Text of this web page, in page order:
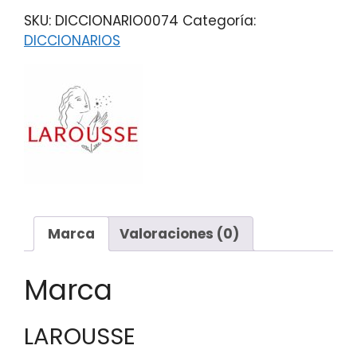
SKU: DICCIONARIO0074 Categoría:
DICCIONARIOS
Marca Valoraciones (0)
Marca
LAROUSSE